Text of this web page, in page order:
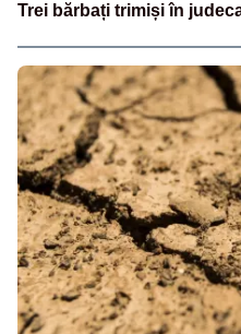
Trei bărbați trimiși în